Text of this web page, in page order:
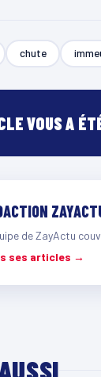
chute
VOUS A
de ZayActu
ses articles →